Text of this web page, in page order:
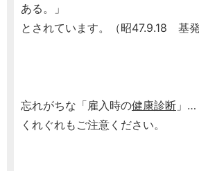
ある。」
とされています。（昭47.9.18 基発
忘れがちな「雇入時の健康診断 」…
くれぐれもご注意ください。